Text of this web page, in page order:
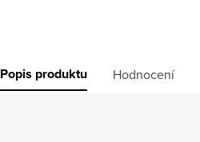
Popis produktu Hodnocení